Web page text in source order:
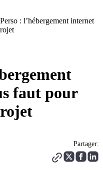
: l’hébergement internet
faut pour
Partager: